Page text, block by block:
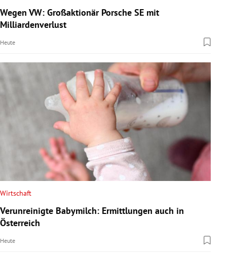
Wegen VW: Großaktionär Porsche SE mit
Milliardenverlust
Heute
Wirtschaft
Verunreinigte Babymilch: Ermittlungen auch in
Österreich
Heute